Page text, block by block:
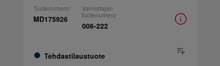
Tuotenumero:
MD175926
Tehdastilaustuote
Valmistajan
tuotenumero:
006-222